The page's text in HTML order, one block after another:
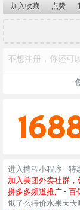
加入收藏 点赞
不想注册，你还可
进入携程小程序 - 特
加入美团外卖社群
拼多多频道推广 - 百
饿了么特价水果天天